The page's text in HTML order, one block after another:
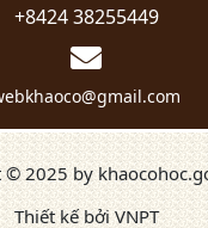
+8424 38255449
© 2025 by
Thiết kế bởi VNPT